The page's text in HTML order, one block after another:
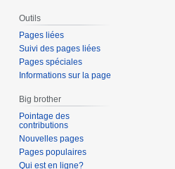
Outils
Pages liées
Suivi des pages liées
Pages spéciales
Informations sur la page
Big brother
Pointage des
contributions
Nouvelles pages
Pages populaires
Qui est en ligne?